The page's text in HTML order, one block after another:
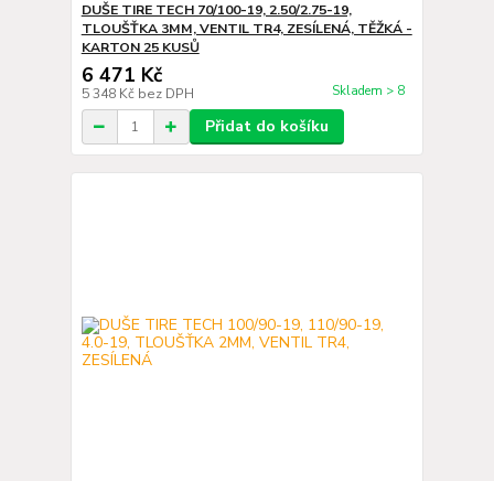
DUŠE TIRE TECH 70/100-19, 2.50/2.75-19,
TLOUŠŤKA 3MM, VENTIL TR4, ZESÍLENÁ, TĚŽKÁ -
KARTON 25 KUSŮ
6 471 Kč
5 348 Kč bez DPH Skladem > 8
Přidat do košíku